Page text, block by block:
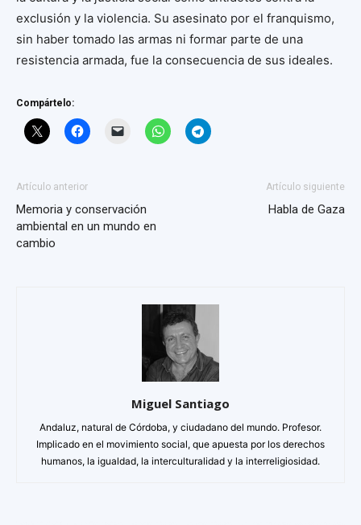
exclusión y la violencia. Su asesinato por el franquismo,
sin haber tomado las armas ni formar parte de una
resistencia armada, fue la consecuencia de sus ideales.
Compártelo:
Artículo anterior
Memoria y conservación
ambiental en un mundo en
cambio
Artículo siguiente
Habla de Gaza
Miguel Santiago
Andaluz, natural de Córdoba, y ciudadano del mundo. Profesor.
Implicado en el movimiento social, que apuesta por los derechos
humanos, la igualdad, la interculturalidad y la interreligiosidad.